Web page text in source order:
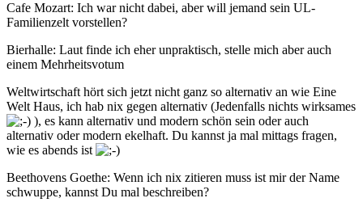
Cafe Mozart: Ich war nicht dabei, aber will jemand sein UL-
Familienzelt vorstellen?
Bierhalle: Laut finde ich eher unpraktisch, stelle mich aber auch
einem Mehrheitsvotum
Weltwirtschaft hört sich jetzt nicht ganz so alternativ an wie Eine
Welt Haus, ich hab nix gegen alternativ (Jedenfalls nichts wirksames
), es kann alternativ und modern schön sein oder auch
alternativ oder modern ekelhaft. Du kannst ja mal mittags fragen,
wie es abends ist
Beethovens Goethe: Wenn ich nix zitieren muss ist mir der Name
schwuppe, kannst Du mal beschreiben?